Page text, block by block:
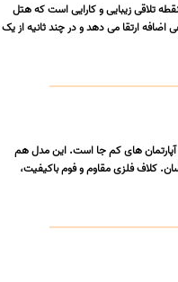
یکی از پرفروش ترین محصولات مبلمان قرن 21، همان نقطه تلاقی زیبایی و کارایی است که هتل
ارتقا می دهد و در چند ثانیه از یک
خانه های مدرن و آپارتمان های کم جا است. این مدل هم
کلاف فلزی مقاوم و فوم باکیفیت،